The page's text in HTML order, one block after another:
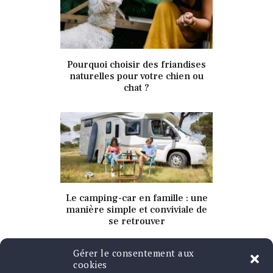
Gérer le consentement aux
cookies
343Views 0Likes
Pourquoi choisir des friandises
naturelles pour votre chien ou
chat ?
339 Views 0Likes
Le camping-car en famille : une
manière simple et conviviale de
se retrouver